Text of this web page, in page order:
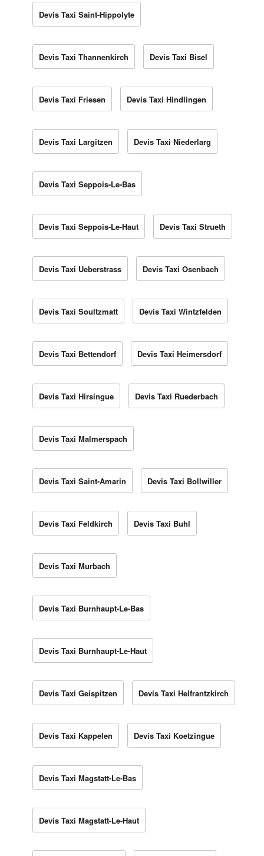
Devis Taxi Saint-Hippolyte
Devis Taxi Thannenkirch Devis Taxi Bisel
Devis Taxi Friesen Devis Taxi Hindlingen
Devis Taxi Largitzen Devis Taxi Niederlarg
Devis Taxi Seppois-Le-Bas
Devis Taxi Seppois-Le-Haut Devis Taxi Strueth
Devis Taxi Ueberstrass Devis Taxi Osenbach
Devis Taxi Soultzmatt Devis Taxi Wintzfelden
Devis Taxi Bettendorf Devis Taxi Heimersdorf
Devis Taxi Hirsingue Devis Taxi Ruederbach
Devis Taxi Malmerspach
Devis Taxi Saint-Amarin Devis Taxi Bollwiller
Devis Taxi Feldkirch Devis Taxi Buhl
Devis Taxi Murbach
Devis Taxi Burnhaupt-Le-Bas
Devis Taxi Burnhaupt-Le-Haut
Devis Taxi Geispitzen Devis Taxi Helfrantzkirch
Devis Taxi Kappelen Devis Taxi Koetzingue
Devis Taxi Magstatt-Le-Bas
Devis Taxi Magstatt-Le-Haut